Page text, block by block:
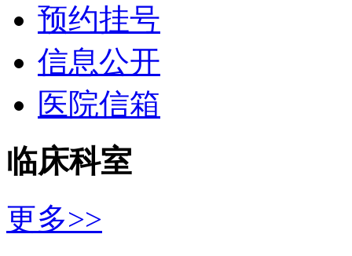
预约挂号
信息公开
医院信箱
临床科室
更多>>